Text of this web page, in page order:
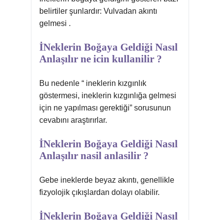
belirtiler şunlardır: Vulvadan akıntı
gelmesi .
İNeklerin Boğaya Geldiği Nasıl
Anlaşılır ne icin kullanilir ?
Bu nedenle “ ineklerin kızgınlık
göstermesi, ineklerin kızgınlığa gelmesi
için ne yapılması gerektiği” sorusunun
cevabını araştırırlar.
İNeklerin Boğaya Geldiği Nasıl
Anlaşılır nasil anlasilir ?
Gebe ineklerde beyaz akıntı, genellikle
fizyolojik çıkışlardan dolayı olabilir.
İNeklerin Boğaya Geldiği Nasıl